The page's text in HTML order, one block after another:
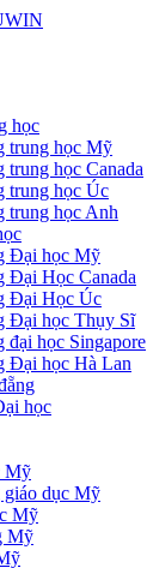
học
trung học Mỹ
trung học Canada
trung học Úc
trung học Anh
Đại học Mỹ
Đại Học Canada
Đại Học Úc
Đại học Thụy Sĩ
đại học Singapore
Đại học Hà Lan
học
Mỹ
giáo dục Mỹ
Mỹ
Mỹ